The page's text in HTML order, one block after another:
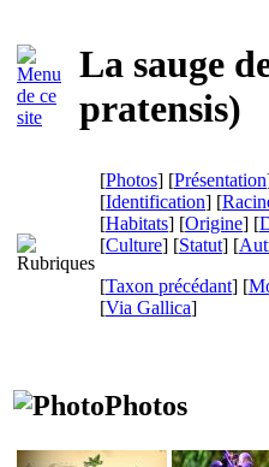
La sauge
pratensis)
[Photos] [Présentation
[Identification] [
[Habitats] [Origine] [
[Culture] [Statut] [
[Taxon précédant] [
[Via Gallica]
Photos